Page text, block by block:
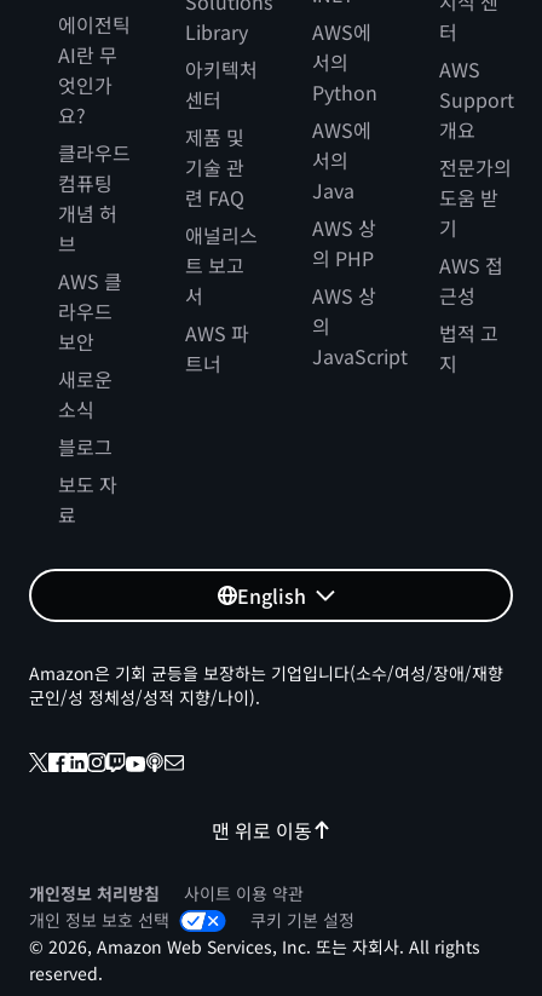
에이전틱
AI란 무
엇인가
요?
클라우드
컴퓨팅
개념 허
브
AWS 클
라우드
보안
새로운
소식
블로그
보도 자
료
Library
아키텍처
센터
제품 및
기술 관
련 FAQ
애널리스
트 보고
서
AWS 파
트너
AWS에
서의
Python
AWS에
서의
Java
AWS 상
의 PHP
AWS 상
의
JavaScript
터
AWS
Support
개요
전문가의
도움 받
기
AWS 접
근성
법적 고
지
English
맨 위로 이동
Amazon은 기회 균등을 보장하는 기업입니다(소수/여성/장애/재향
군인/성 정체성/성적 지향/나이).
개인정보 처리방침
사이트 이용 약관
개인 정보 보호 선택
쿠키 기본 설정
© 2026, Amazon Web Services, Inc. 또는 자회사. All rights
reserved.